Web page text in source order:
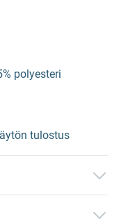
polyesteri
tulostus